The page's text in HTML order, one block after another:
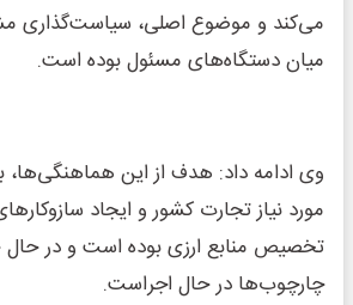
می‌کند و موضوع اصلی، سیاست‌گذاری
میان دستگاه‌های مسئول بوده است.
وی ادامه داد: هدف از این هماهنگی‌ها،
مورد نیاز تجارت کشور و ایجاد
تخصیص منابع ارزی بوده است و در حال
چارچوب‌ها در حال اجراست.